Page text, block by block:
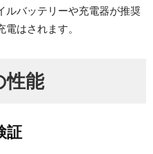
ルバッテリーや充電器が推奨
はされます。
性能
証